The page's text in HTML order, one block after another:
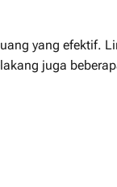
yang efektif.
juga